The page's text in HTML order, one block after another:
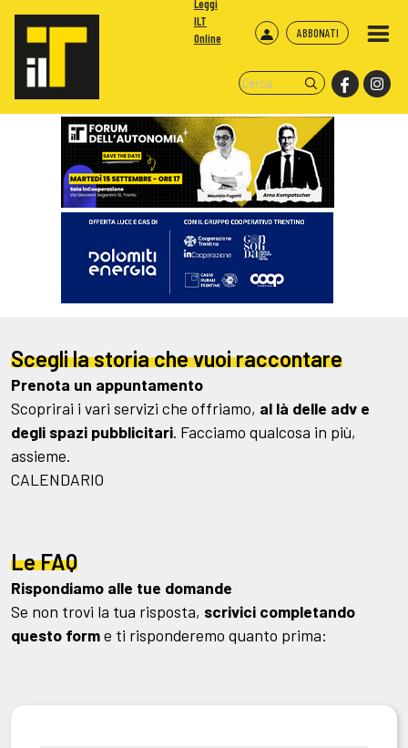
ABBONATI
Leggi
ILT
Online
Scegli la storia che vuoi raccontare
Prenota un appuntamento
Scoprirai i vari servizi che offriamo, al là delle adv e
degli spazi pubblicitari. Facciamo qualcosa in più,
assieme.
CALENDARIO
Le FAQ
Rispondiamo alle tue domande
Se non trovi la tua risposta, scrivici completando
questo forme ti risponderemo quanto prima: